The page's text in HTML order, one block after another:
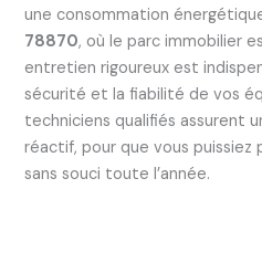
une consommation
78870, où le parc immobilier
entretien rigoureux est
sécurité et la fiabilité de vos
techniciens qualifiés assurent
réactif, pour que vous puissiez
sans souci toute l’année.